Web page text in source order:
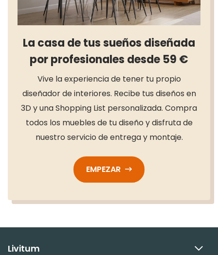
La casa de tus sueños diseñada
por profesionales desde 59 €
Vive la experiencia de tener tu propio
diseñador de interiores. Recibe tus diseños en
3D y una Shopping List personalizada. Compra
todos los muebles de tu diseño y disfruta de
nuestro servicio de entrega y montaje.
EMPEZAR
Livitum